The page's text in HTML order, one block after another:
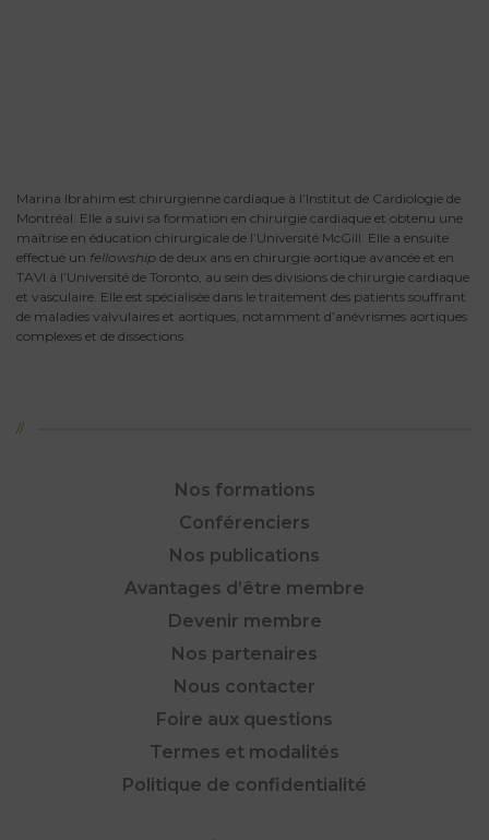
Marina Ibrahim est chirurgienne cardiaque à l’Institut de Cardiologie de
Montréal. Elle a suivi sa formation en chirurgie cardiaque et obtenu une
maîtrise en éducation chirurgicale de l’Université McGill. Elle a ensuite
effectué un fellowship de deux ans en chirurgie aortique avancée et en
TAVI à l’Université de Toronto, au sein des divisions de chirurgie cardiaque
et vasculaire. Elle est spécialisée dans le traitement des patients souffrant
de maladies valvulaires et aortiques, notamment d’anévrismes aortiques
complexes et de dissections.
Nos formations
Conférenciers
Nos publications
Avantages d’être membre
Devenir membre
Nos partenaires
Nous contacter
Foire aux questions
Termes et modalités
Politique de confidentialité